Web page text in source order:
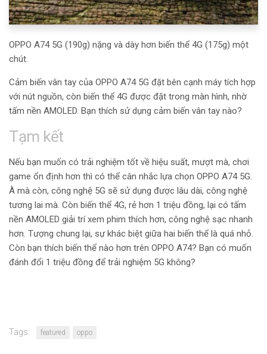
OPPO A74 5G (190g) nặng và dày hơn biến thể 4G (175g) một
chút.
Cảm biến vân tay của OPPO A74 5G đặt bên cạnh máy tích hợp
với nút nguồn, còn biến thể 4G được đặt trong màn hình, nhờ
tấm nền AMOLED. Bạn thích sử dụng cảm biến vân tay nào?
Tạm kết
Nếu bạn muốn có trải nghiệm tốt về hiệu suất, mượt mà, chơi
game ổn định hơn thì có thể cân nhắc lựa chọn OPPO A74 5G.
À mà còn, công nghệ 5G sẽ sử dụng được lâu dài, công nghệ
tương lai mà. Còn biến thể 4G, rẻ hơn 1 triệu đồng, lại có tấm
nền AMOLED giải trí xem phim thích hơn, công nghệ sạc nhanh
hơn. Tượng chung lại, sự khác biệt giữa hai biến thể là quá nhỏ.
Còn bạn thích biến thể nào hơn trên OPPO A74? Bạn có muốn
đánh đổi 1 triệu đồng để trải nghiệm 5G không?
Tags: featured oppo